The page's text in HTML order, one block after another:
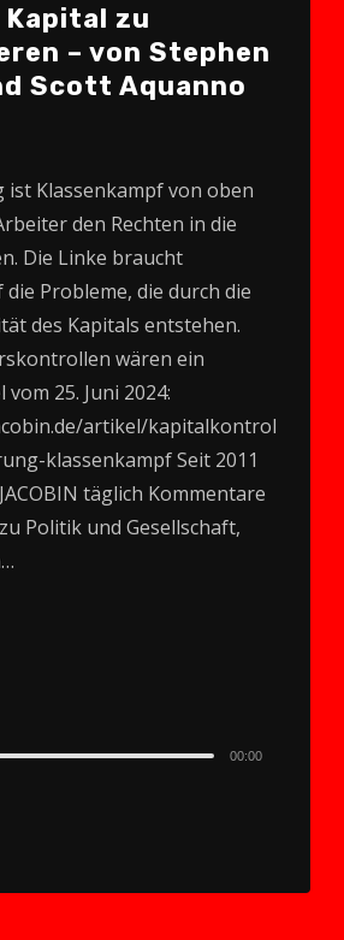
zu
– von Stephen
Scott Aquanno
ist Klassenkampf von oben
den Rechten in die
Die Linke braucht
Probleme, die durch die
des Kapitals entstehen.
wären ein
25. Juni 2024:
artikel/kapitalkontrol
klassenkampf Seit 2011
täglich Kommentare
Politik und Gesellschaft,
00:00